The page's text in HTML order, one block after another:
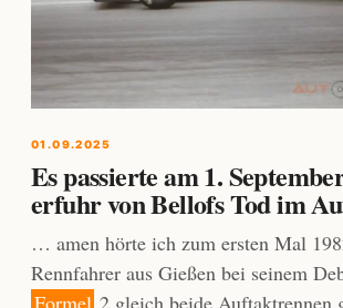
01.09.2025
Es passierte am 1.
erfuhr von Bellofs Tod im
… amen hörte ich zum ersten Mal
Rennfahrer aus Gießen bei seinem
Formel 2 gleich beide Auftaktrennen